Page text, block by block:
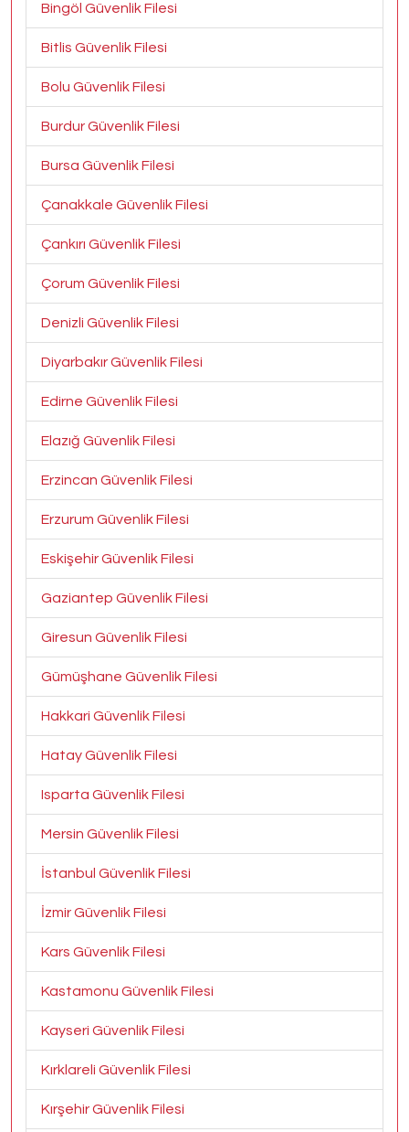
Bingöl Güvenlik Filesi
Bitlis Güvenlik Filesi
Bolu Güvenlik Filesi
Burdur Güvenlik Filesi
Bursa Güvenlik Filesi
Çanakkale Güvenlik Filesi
Çankırı Güvenlik Filesi
Çorum Güvenlik Filesi
Denizli Güvenlik Filesi
Diyarbakır Güvenlik Filesi
Edirne Güvenlik Filesi
Elazığ Güvenlik Filesi
Erzincan Güvenlik Filesi
Erzurum Güvenlik Filesi
Eskişehir Güvenlik Filesi
Gaziantep Güvenlik Filesi
Giresun Güvenlik Filesi
Gümüşhane Güvenlik Filesi
Hakkari Güvenlik Filesi
Hatay Güvenlik Filesi
Isparta Güvenlik Filesi
Mersin Güvenlik Filesi
İstanbul Güvenlik Filesi
İzmir Güvenlik Filesi
Kars Güvenlik Filesi
Kastamonu Güvenlik Filesi
Kayseri Güvenlik Filesi
Kırklareli Güvenlik Filesi
Kırşehir Güvenlik Filesi